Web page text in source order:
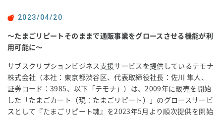
2023/04/20
〜たまごリピートそのままで通販事業をグロースさせる機能が利
用可能に〜
サブスクリプションビジネス支援サービスを提供しているテモナ
株式会社（本社：東京都渋谷区、代表取締役社長：佐川 隼人、
証券コード：3985、以下「テモナ」）は、2009年に販売を開始
した「たまごカート（現：たまごリピート）」のグロースサービ
スとして『たまごリピート魂』を2023年5月より順次提供を開始